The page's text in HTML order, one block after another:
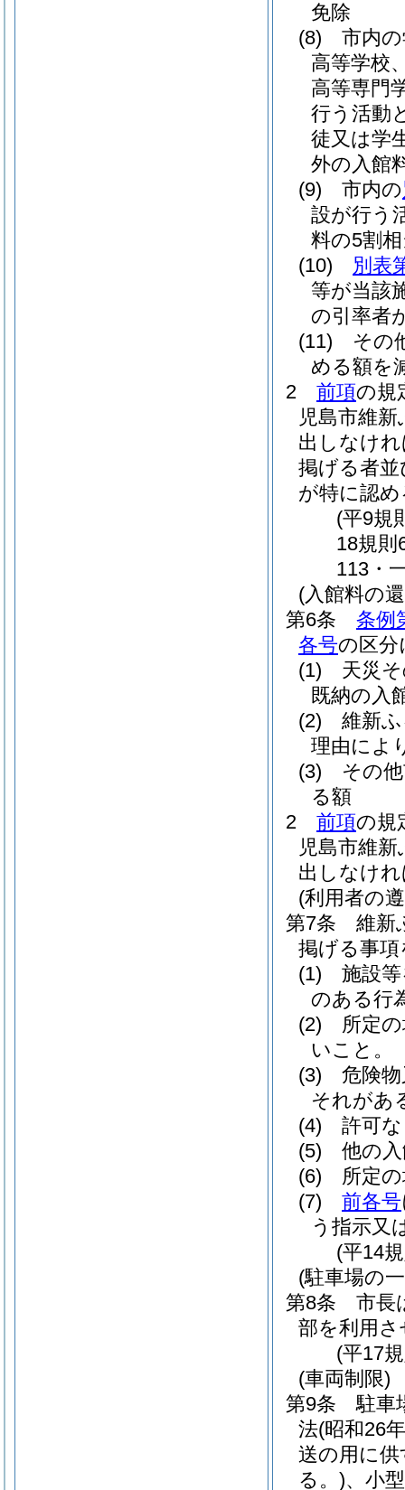
免除
(8)
市内
高等学校
高等専門
行う活動
徒又は学
外の入館
(9)
市内の
設が行う
料の5割
(10)
別表
等が当該
の引率
(11)
その
める額を
2
前項の規
児島市維
出しなけ
掲げる者並
が特に認
(平9規
18規則
113・
(入館料の
第6条
条例
各号の区分
(1)
天災
既納の入
(2)
維新
理由によ
(3)
その
る額
2
前項の規
児島市維
出しなけ
(利用者の
第7条
維新
掲げる事
(1)
施設
のある行
(2)
所定
いこと。
(3)
危険
それがあ
(4)
許可
(5)
他の
(6)
所定
(7)
前各号
う指示又
(平14
(駐車場の
第8条
市長
部を利用
(平17
(車両制限)
第9条
駐車
法(昭和26
送の用に
る。)、小